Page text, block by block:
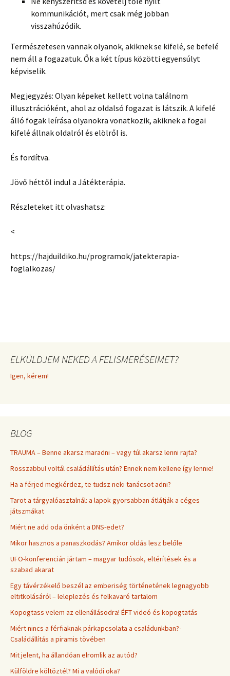
kommunikációt, mert csak még jobban
visszahúzódik.
Természetesen vannak olyanok, akiknek se kifelé, se befelé
nem áll a fogazatuk. Ők a két típus közötti egyensúlyt
képviselik.
Megjegyzés: Olyan képeket kellett volna találnom
illusztrációként, ahol az oldalsó fogazat is látszik. A kifelé
álló fogak leírása olyanokra vonatkozik, akiknek a fogai
kifelé állnak oldalról és elölről is.
És fordítva.
Jövő héttől indul a Játékterápia.
Részleteket itt olvashatsz:
<
https://hajduildiko.hu/programok/jatekterapia-
foglalkozas/
ELKÜLDJEM NEKED A FELISMERÉSEIMET?
Igen, kérem!
BLOG
TRAUMA – Benne akarsz maradni – vagy túl akarsz lenni rajta?
Rosszabbul voltál családállítás után? Ennek nem kellene így lennie!
Ha a férjed megkérdez, te tudsz neki tanácsot adni?
Tarot a tárgyalóasztalnál: a lapok gyorsabban átlátják a céges
játszmákat
Miért ne add oda önként a DNS-edet?
Mikor hasznos a panaszkodás? Amikor oldás lesz belőle
UFO-konferencián jártam – magyar tudósok, eltérítések és a
szabad akarat
Egy távérzékelő beszél az emberiség történetének legnagyobb
eltitkolásáról – leleplezés és felkavaró tartalom
Kopogtass velem az ellenállásodra! ÉFT videó és kopogtatás
Miért nincs a férfiaknak párkapcsolata a családunkban?-
Családállítás a piramis tövében
Mit jelent, ha állandóan elromlik az autód?
Külföldre költöztél? Mi a valódi oka?